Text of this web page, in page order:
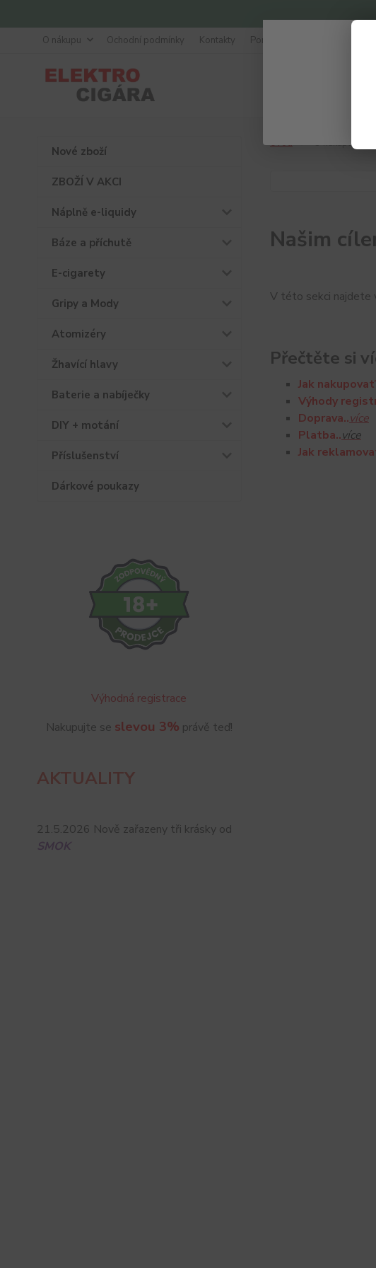
O nákupu Ochodní podmínky Kontakty Poradna
Nové zboží
ZBOŽÍ V AKCI
Náplně e-liquidy
Báze a příchutě
E-cigarety
Gripy a Mody
Atomizéry
Žhavící hlavy
Baterie a nabíječky
DIY + motání
Příslušenství
Dárkové poukazy
Výhodná registrace
Nakupujte se slevou 3% právě teď!
AKTUALITY
21.5.2026 Nově zařazeny tři krásky od
SMOK
Úvod O nákupu
Našim
V této sekci najdete
Přečtěte si
Jak
Výhody
Doprava..více
Platba..více
Jak